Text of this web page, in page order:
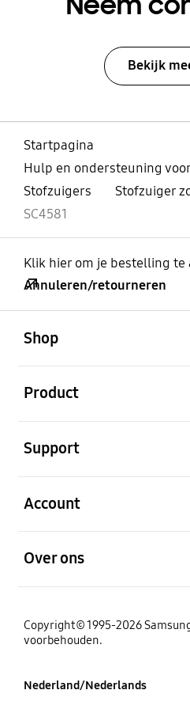
Bekijk
Startpagina
Hulp en ondersteuning
Stofzuigers
Stofzuiger
SC4581
Klik hier om je bestelling
Annuleren/retourneren
Shop
Product
Support
Account
Over ons
Copyright© 1995-2026
voorbehouden.
Nederland/Nederlands